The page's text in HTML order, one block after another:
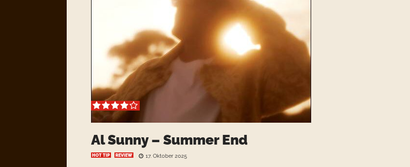
Al Sunny – Summer End
HOT TIP REVIEW 17. Oktober 2025